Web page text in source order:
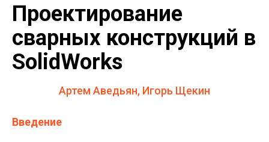
Проектирование
сварных конструкций в
SolidWorks
Артем Аведьян, Игорь Щекин
Введение